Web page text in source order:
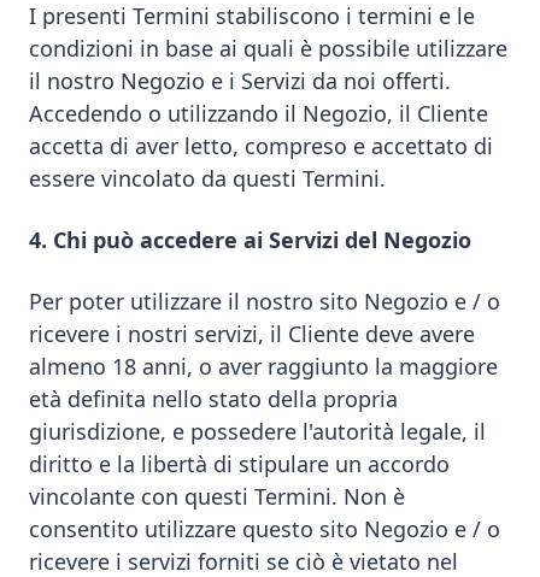
I presenti Termini stabiliscono i termini e le
condizioni in base ai quali è possibile utilizzare
il nostro Negozio e i Servizi da noi offerti.
Accedendo o utilizzando il Negozio, il Cliente
accetta di aver letto, compreso e accettato di
essere vincolato da questi Termini.
4. Chi può accedere ai Servizi del Negozio
Per poter utilizzare il nostro sito Negozio e / o
ricevere i nostri servizi, il Cliente deve avere
almeno 18 anni, o aver raggiunto la maggiore
età definita nello stato della propria
giurisdizione, e possedere l'autorità legale, il
diritto e la libertà di stipulare un accordo
vincolante con questi Termini. Non è
consentito utilizzare questo sito Negozio e / o
ricevere i servizi forniti se ciò è vietato nel